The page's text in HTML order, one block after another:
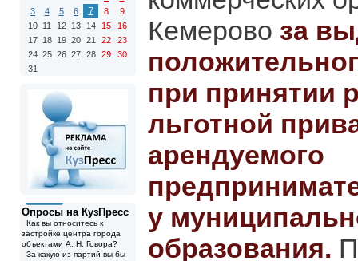
3
4 5 6 7 8
9
10 11 12 13 14 15
16
17 18 19 20 21 22
23
24 25 26 27 28 29
30
31
Опросы на КузПресс
Как вы относитесь к
застройке центра города
объектами А. Н. Говора?
За какую из партий вы бы
Кемерово за
при принятии
льготной
арендуемого
у
образования.